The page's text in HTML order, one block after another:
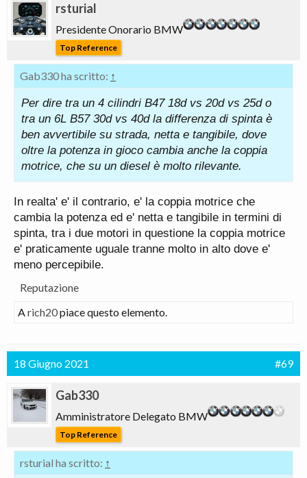
rsturial
Presidente Onorario BMW
Top Reference
Gab330 ha scritto: ↑
Per dire tra un 4 cilindri B47 18d vs 20d vs 25d o
tra un 6L B57 30d vs 40d la differenza di spinta è
ben avvertibile su strada, netta e tangibile, dove
oltre la potenza in gioco cambia anche la coppia
motrice, che su un diesel è molto rilevante.
In realta' e' il contrario, e' la coppia motrice che
cambia la potenza ed e' netta e tangibile in termini di
spinta, tra i due motori in questione la coppia motrice
e' praticamente uguale tranne molto in alto dove e'
meno percepibile.
Reputazione
Arich20piace questo elemento.
18 Giugno 2021 #69
Gab330
Amministratore Delegato BMW
Top Reference
rsturial ha scritto: ↑